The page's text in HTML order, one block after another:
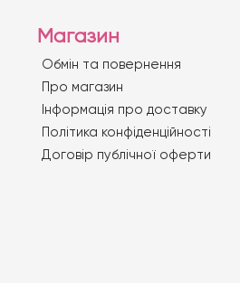
Магазин
Обмін та повернення
Про магазин
Iнформація про доставку
Політика конфіденційності
Договір публічної оферти